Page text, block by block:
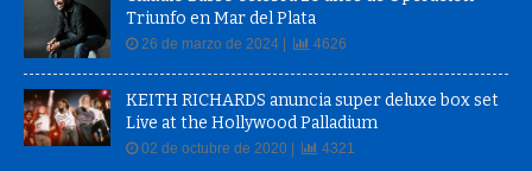
26 de marzo de 2024 | 4626
KEITH RICHARDS anuncia super deluxe box set
Live at the Hollywood Palladium
02 de octubre de 2020 | 4321